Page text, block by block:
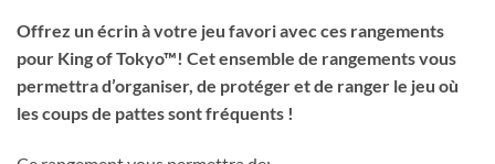
Offrez un écrin à votre jeu favori avec ces rangements
pour King of Tokyo™! Cet ensemble de rangements vous
permettra d’organiser, de protéger et de ranger le jeu où
les coups de pattes sont fréquents !